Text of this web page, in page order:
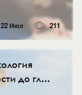
22 Июл 211
до гл...